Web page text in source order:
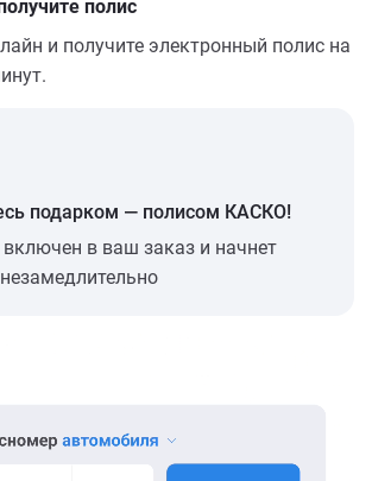
полис
и получите электронный полис на
подарком — полисом КАСКО!
в ваш заказ и начнет